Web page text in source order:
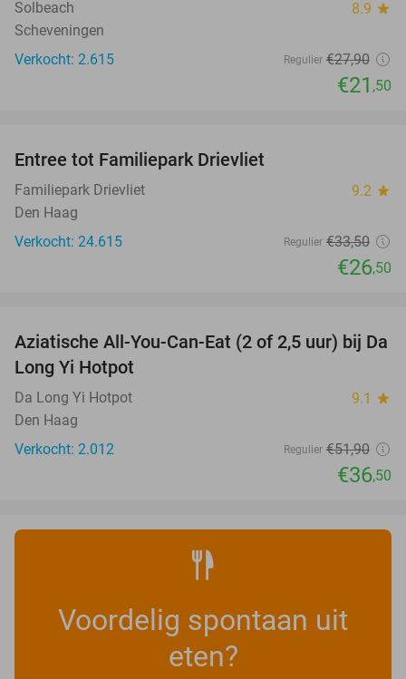
Solbeach 8.9 star
Scheveningen
Verkocht: 2.615
Regulier €27,90
€21 ,50
Entree tot Familiepark Drievliet
Familiepark Drievliet 9.2 star
Den Haag
Verkocht: 24.615
Regulier €33,50
€26,50
30%
Aziatische All-You-Can-Eat (2 of 2,5 uur) bij Da
Long Yi Hotpot
Da Long Yi Hotpot 9.1 star
Den Haag
Verkocht: 2.012
Regulier €51,90
€36,50
Voordelig spontaan uit
eten?